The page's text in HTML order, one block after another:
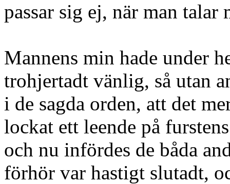
passar sig ej, när man talar
Mannens min hade under
trohjertadt vänlig, så utan
i de sagda orden, att det
lockat ett leende på
och nu infördes de båda
förhör var hastigt slutadt,